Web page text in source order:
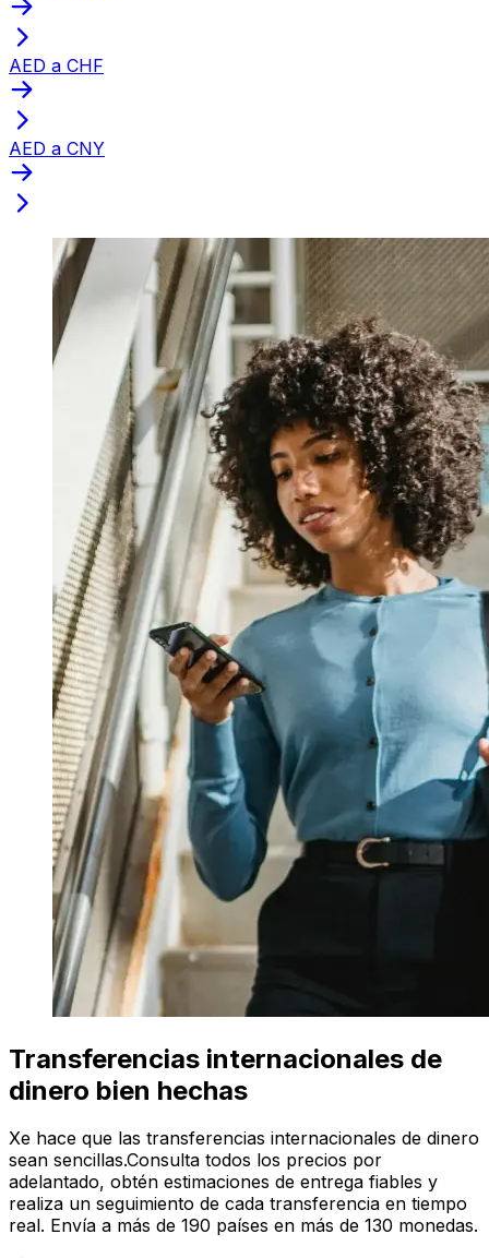
AED a CHF
AED a CNY
Transferencias internacionales de
dinero bien hechas
Xe hace que las transferencias internacionales de dinero
sean sencillas.Consulta todos los precios por
adelantado, obtén estimaciones de entrega fiables y
realiza un seguimiento de cada transferencia en tiempo
real. Envía a más de 190 países en más de 130 monedas.